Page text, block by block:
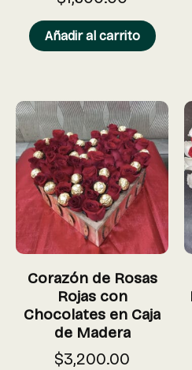
Añadir al carrito
Corazón de Rosas
Rojas con
Chocolates en Caja
de Madera
$3,200.00